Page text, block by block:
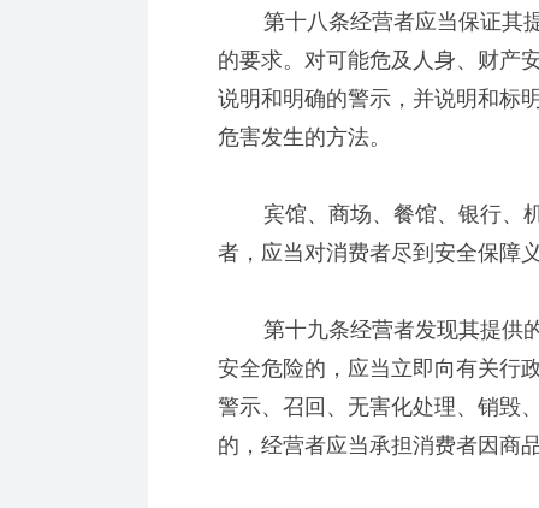
第十八条经营者应当保证其提
的要求。对可能危及人身、财产
说明和明确的警示，并说明和标
危害发生的方法。
宾馆、商场、餐馆、银行、机
者，应当对消费者尽到安全保障
第十九条经营者发现其提供的
安全危险的，应当立即向有关行
警示、召回、无害化处理、销毁
的，经营者应当承担消费者因商